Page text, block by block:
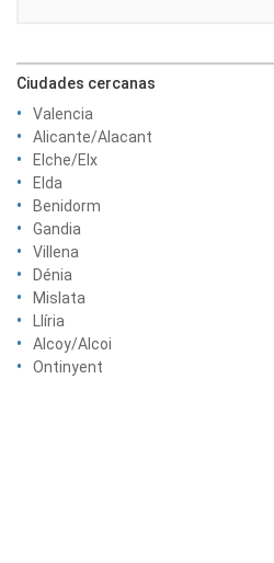
Ciudades cercanas
Valencia
Alicante/Alacant
Elche/Elx
Elda
Benidorm
Gandia
Villena
Dénia
Mislata
Llíria
Alcoy/Alcoi
Ontinyent